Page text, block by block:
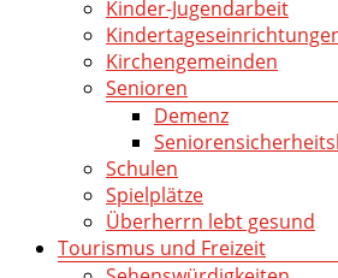
Kinder-Jugendarbeit
Kirchengemeinden
Senioren
Demenz
Schulen
Spielplätze
Überherrn lebt gesund
Tourismus und Freizeit